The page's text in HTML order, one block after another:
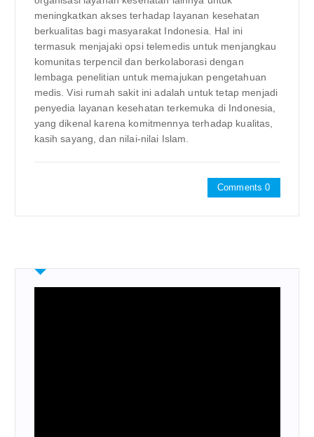
meningkatkan akses terhadap layanan kesehatan
berkualitas bagi masyarakat Indonesia. Hal ini
termasuk menjajaki opsi telemedis untuk menjangkau
komunitas terpencil dan berkolaborasi dengan
lembaga penelitian untuk memajukan pengetahuan
medis. Visi rumah sakit ini adalah untuk tetap menjadi
penyedia layanan kesehatan terkemuka di Indonesia,
yang dikenal karena komitmennya terhadap kualitas,
kasih sayang, dan nilai-nilai Islam.
Comments 0